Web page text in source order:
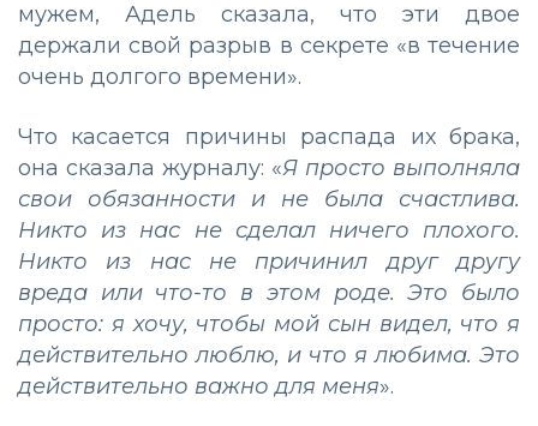
мужем, Адель сказала, что эти двое
держали свой разрыв в секрете «в течение
очень долгого времени».
Что касается причины распада их брака,
она сказала журналу: «Я просто выполняла
свои обязанности и не была счастлива.
Никто из нас не сделал ничего плохого.
Никто из нас не причинил друг другу
вреда или что-то в этом роде. Это было
просто: я хочу, чтобы мой сын видел, что я
действительно люблю, и что я любима. Это
действительно важно для меня».